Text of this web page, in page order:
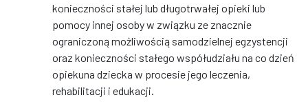
konieczności stałej lub długotrwałej opieki lub
pomocy innej osoby w związku ze znacznie
ograniczoną możliwością samodzielnej egzystencji
oraz konieczności stałego współudziału na co dzień
opiekuna dziecka w procesie jego leczenia,
rehabilitacji i edukacji.